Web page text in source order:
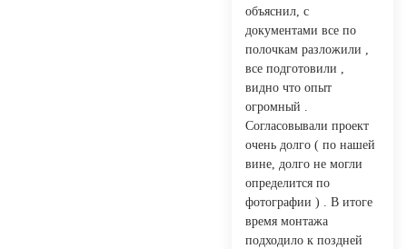
объяснил, с
документами все по
полочкам разложили ,
все подготовили ,
видно что опыт
огромный .
Согласовывали проект
очень долго ( по нашей
вине, долго не могли
определится по
фотографии ) . В итоге
время монтажа
подходило к поздней